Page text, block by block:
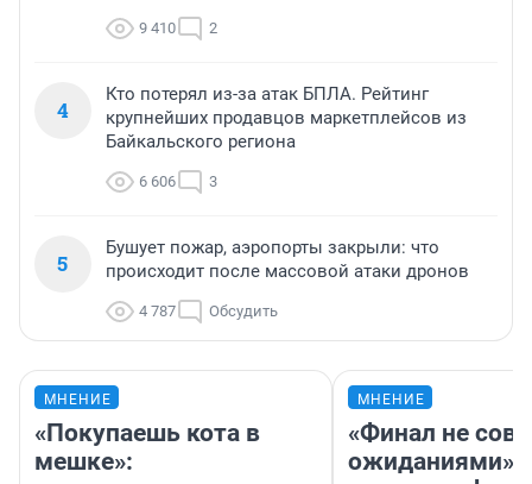
9 410 2
4
Кто потерял из-за атак БПЛА. Рейтинг
крупнейших продавцов маркетплейсов из
Байкальского региона
6 606 3
5
Бушует пожар, аэропорты закрыли: что
происходит после массовой атаки дронов
4 787 Обсудить
МНЕНИЕ
«Покупаешь кота в
мешке»:
МНЕНИЕ
«Финал не
ожиданиями»: